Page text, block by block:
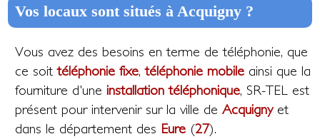
Vos locaux sont situés à Acquigny ?
Vous avez des besoins en terme de téléphonie, que
ce soittéléphonie fixe,téléphonie mobile ainsi que la
fourniture d'une installation téléphonique, SR-TEL est
présent pour intervenir sur la ville deAcquignyet
dans le département des Eure (27).